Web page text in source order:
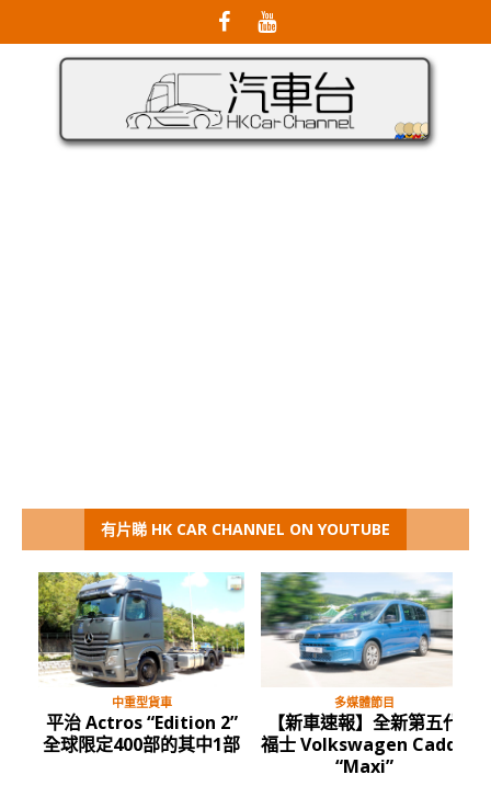
有片睇 HK CAR CHANNEL ON YOUTUBE
中重型貨車
平治 Actros “Edition 2”
全球限定400部的其中1部
多媒體節目
【新車速報】全新第五代
福士 Volkswagen Caddy
“Maxi”